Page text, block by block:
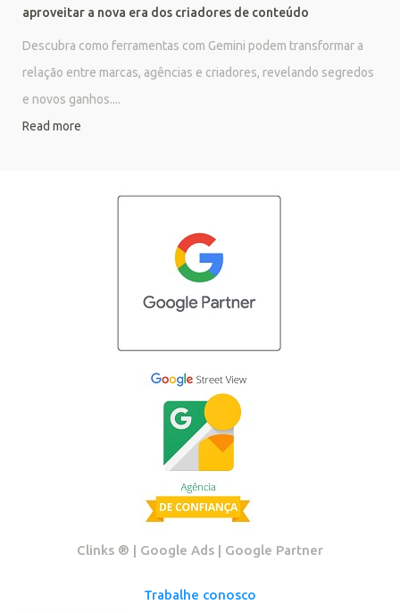
aproveitar a nova era dos criadores de conteúdo
Descubra como ferramentas com Gemini podem transformar a
relação entre marcas, agências e criadores, revelando segredos
e novos ganhos....
Read more
Clinks ®️ | Google Ads | Google Partner
Trabalhe conosco